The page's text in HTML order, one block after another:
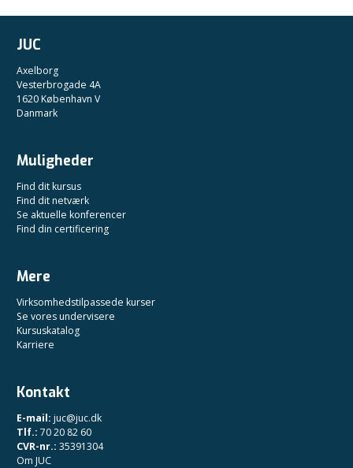
JUC
Axelborg
Vesterbrogade 4A
1620 København V
Danmark
Muligheder
Find dit kursus
Find dit netværk
Se aktuelle konferencer
Find din certificering
Mere
Virksomhedstilpassede kurser
Se vores undervisere
Kursuskatalog
Karriere
Kontakt
E-mail: juc@juc.dk
Tlf.: 70 20 82 60
CVR-nr.: 35391304
Om JUC